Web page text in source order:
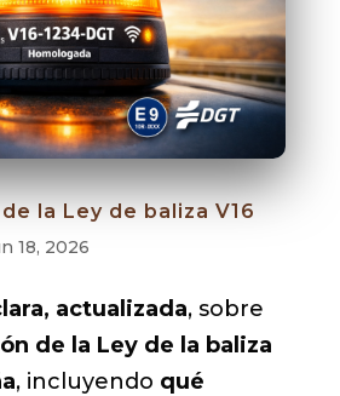
la Ley de baliza V16
18, 2026
actualizada, sobre
de la Ley de la baliza
, incluyendo qué